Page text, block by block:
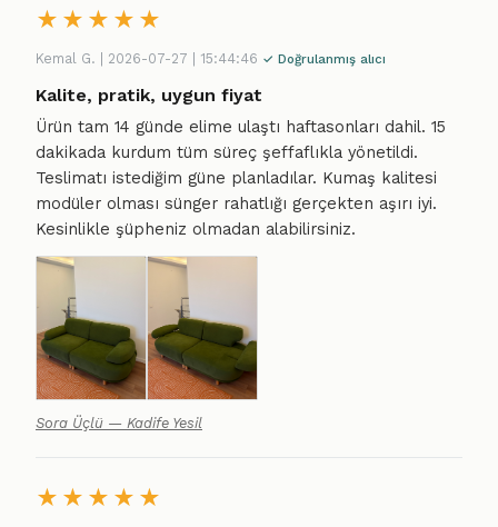
★ ★ ★ ★ ★
Kemal G. | 2026-07-27 | 15:44:46 ✓ Doğrulanmış alıcı
Kalite, pratik, uygun fiyat
Ürün tam 14 günde elime ulaştı haftasonları dahil. 15
dakikada kurdum tüm süreç şeffaflıkla yönetildi.
Teslimatı istediğim güne planladılar. Kumaş kalitesi
modüler olması sünger rahatlığı gerçekten aşırı iyi.
Kesinlikle şüpheniz olmadan alabilirsiniz.
Sora Üçlü — Kadife Yesil
★ ★ ★ ★ ★